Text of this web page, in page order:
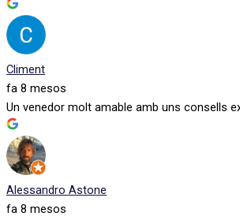
Climent
fa 8 mesos
Un venedor molt amable amb uns consells
Alessandro Astone
fa 8 mesos